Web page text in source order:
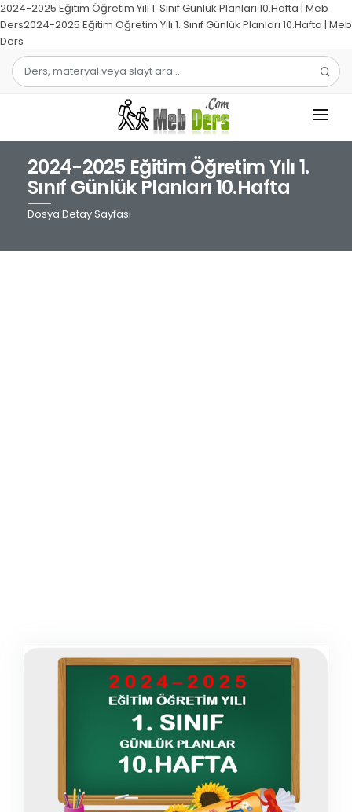
2024-2025 Eğitim Öğretim Yılı 1. Sınıf Günlük Planları 10.Hafta | Meb
Ders2024-2025 Eğitim Öğretim Yılı 1. Sınıf Günlük Planları 10.Hafta | Meb
Ders
1.SINIF
2.SINIF
2024-2025 Eğitim Öğretim Yılı 1.
Sınıf Günlük Planları 10.Hafta
Dosya Detay Sayfası